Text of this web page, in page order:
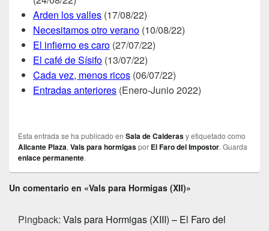
Arden los valles (17/08/22)
Necesitamos otro verano (10/08/22)
El infierno es caro (27/07/22)
El café de Sísifo (13/07/22)
Cada vez, menos ricos (06/07/22)
Entradas anteriores (Enero-Junio 2022)
Esta entrada se ha publicado en Sala de Calderasy etiquetado como
Alicante Plaza, Vals para hormigaspor El Faro del Impostor. Guarda
enlace permanente.
Un comentario en «Vals para Hormigas (XII)»
Pingback: Vals para Hormigas (XIII) – El Faro del